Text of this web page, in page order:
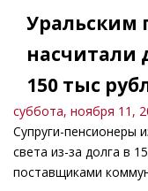
Уральским
насчитали
150 тыс
суббота, ноября 11,
Супруги-пенсионеры
света из-за долга в
поставщиками